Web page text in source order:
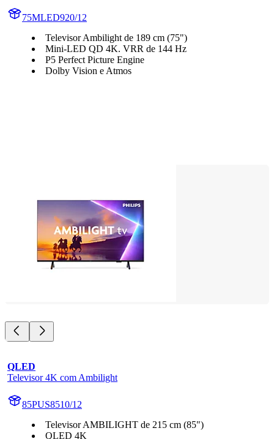
75MLED920/12
Televisor Ambilight de 189 cm (75")
Mini-LED QD 4K. VRR de 144 Hz
P5 Perfect Picture Engine
Dolby Vision e Atmos
QLED
Televisor 4K com Ambilight
85PUS8510/12
Televisor AMBILIGHT de 215 cm (85")
QLED 4K